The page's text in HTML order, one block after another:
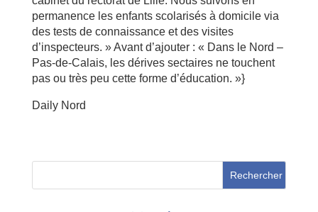
permanence les enfants scolarisés à domicile via
des tests de connaissance et des visites
d’inspecteurs. » Avant d’ajouter : « Dans le Nord –
Pas-de-Calais, les dérives sectaires ne touchent
pas ou très peu cette forme d’éducation. »}
Daily Nord